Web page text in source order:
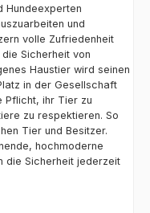
Hundeexperten
und
volle Zufriedenheit
Sicherheit von
Haustier wird seinen
in der Gesellschaft
Pflicht, ihr Tier zu
zu respektieren. So
Tier und Besitzer.
hochmoderne
die Sicherheit jederzeit